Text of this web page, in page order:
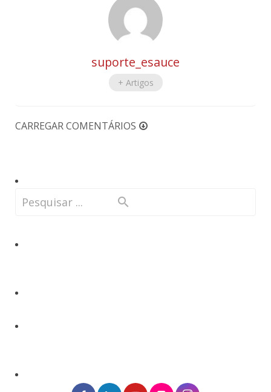
suporte_esauce
+ Artigos
CARREGAR COMENTÁRIOS